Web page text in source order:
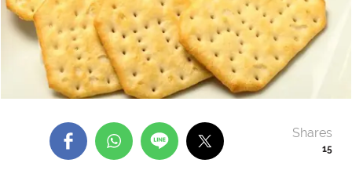
15
Shares